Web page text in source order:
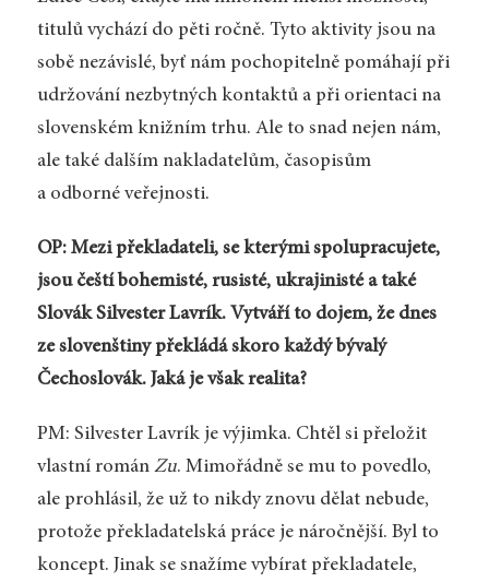
titulů vychází do pěti ročně. Tyto aktivity jsou na
sobě nezávislé, byť nám pochopitelně pomáhají při
udržování nezbytných kontaktů a při orientaci na
slovenském knižním trhu. Ale to snad nejen nám,
ale také dalším nakladatelům, časopisům
a odborné veřejnosti.
OP: Mezi překladateli, se kterými spolupracujete,
jsou čeští bohemisté, rusisté, ukrajinisté a také
Slovák Silvester Lavrík. Vytváří to dojem, že dnes
ze slovenštiny překládá skoro každý bývalý
Čechoslovák. Jaká je však realita?
PM: Silvester Lavrík je výjimka. Chtěl si přeložit
vlastní román Zu. Mimořádně se mu to povedlo,
ale prohlásil, že už to nikdy znovu dělat nebude,
protože překladatelská práce je náročnější. Byl to
koncept. Jinak se snažíme vybírat překladatele,